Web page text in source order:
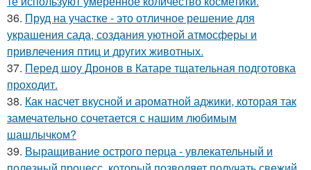
36. Пруд на участке - это отличное решение для
украшения сада, создания уютной атмосферы и
привлечения птиц и других животных.
37. Перед шоу Дронов в Катаре тщательная подготовка
проходит.
38. Как насчет вкусной и ароматной аджики, которая так
замечательно сочетается с нашим любимым
шашлычком?
39. Выращивание острого перца - увлекательный и